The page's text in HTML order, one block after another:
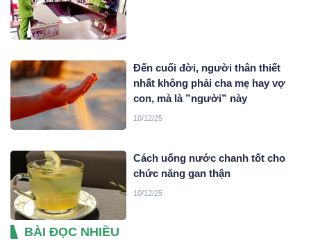
Đến cuối đời, người thân thiết
nhất không phải cha mẹ hay vợ
con, mà là ”người” này
10/12/25
Cách uống nước chanh tốt cho
chức năng gan thận
10/12/25
BÀI ĐỌC NHIỀU